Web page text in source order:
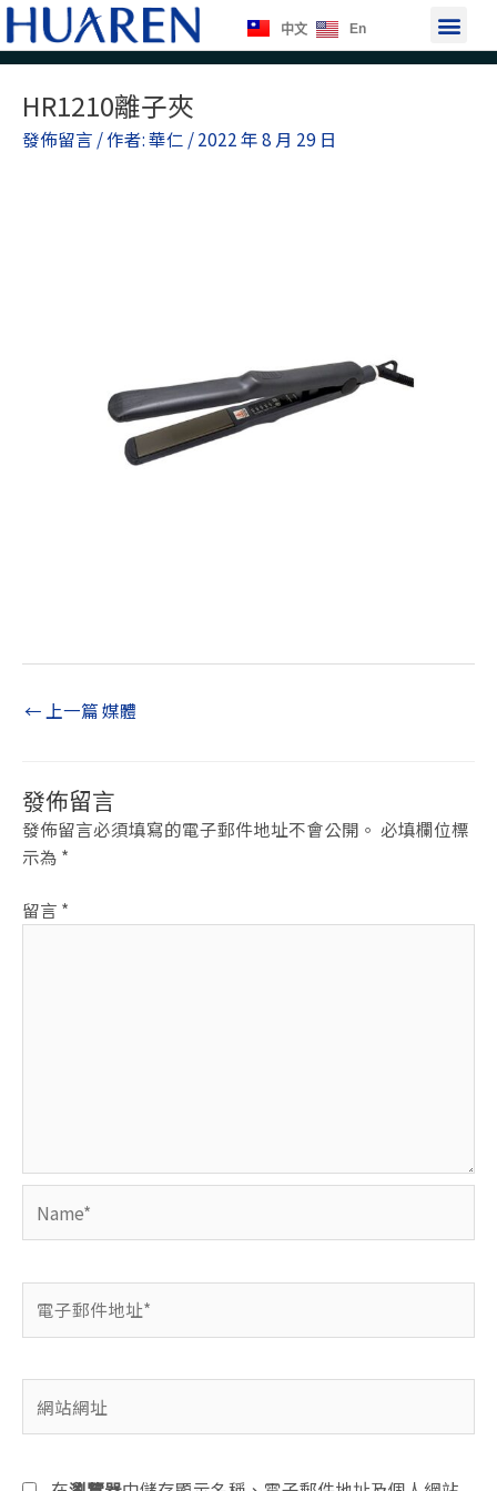
跳
至
主
中文 En 選
單
HR1210離子夾
發佈留言 / 作者:華仁 /2022 年 8 月 29 日
navigation
←上一篇 媒體
發佈留言
發佈留言必須填寫的電子郵件地址不會公開。 必填欄位標
示為 *
留言 *
件
地
址
站